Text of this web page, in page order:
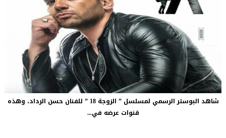
شاهد البوستر الرسمي لمسلسل ” الزوجة 18 ” للفنان حسن الرداد، وهذه
قنوات عرضه في...